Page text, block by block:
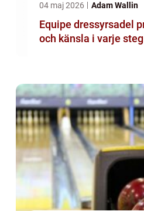
04 maj 2026 Adam Wallin
Equipe dressyrsadel precision, balans
och känsla i varje steg